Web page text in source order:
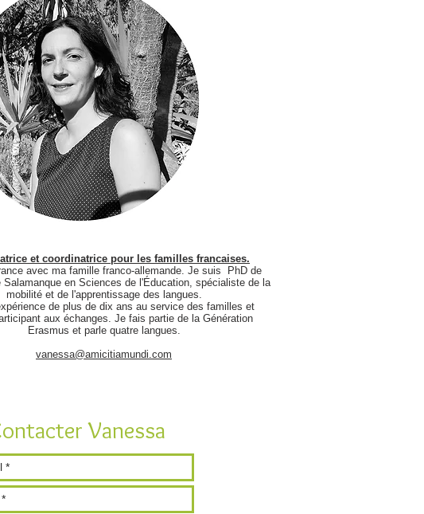
et coordinatrice pour les familles francaises.
avec ma famille franco-allemande. Je suis PhD de
Salamanque en Sciences de l'Éducation, spécialiste de la
mobilité et de l'apprentissage des langues.
de plus de dix ans au service des familles et
aux échanges. Je fais partie de la Génération
Erasmus et parle quatre langues.
vanessa@amicitiamundi.com
Vanessa